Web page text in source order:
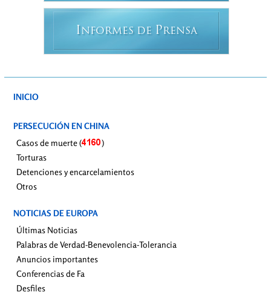
INFORMES DE PRENSA
INICIO
PERSECUCIÓN EN CHINA
Casos de muerte (
)
Torturas
Detenciones y encarcelamientos
Otros
NOTICIAS DE EUROPA
Últimas Noticias
Palabras de Verdad-Benevolencia-Tolerancia
Anuncios importantes
Conferencias de Fa
Desfiles